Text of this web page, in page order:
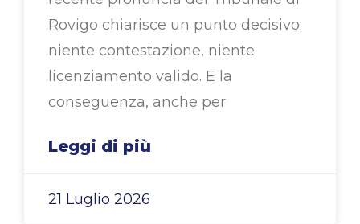
Rovigo chiarisce un punto decisivo:
niente contestazione, niente
licenziamento valido. E la
conseguenza, anche per
Leggi di più
21 Luglio 2026